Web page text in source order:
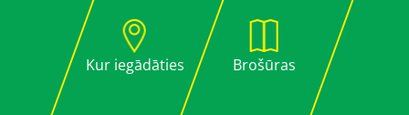
Kur iegādāties Brošūras